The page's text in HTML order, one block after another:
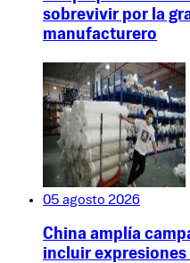
sobrevivir por la
manufacturero
05 agosto 2026
China amplía
incluir expresiones